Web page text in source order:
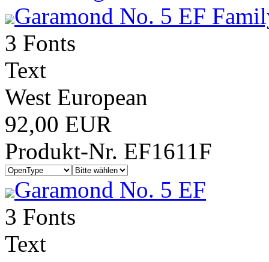
Garamond No. 5 EF
3 Fonts
Text
West European
92,00 EUR
Produkt-Nr. EF1611F
Garamond No. 5 EF
3 Fonts
Text